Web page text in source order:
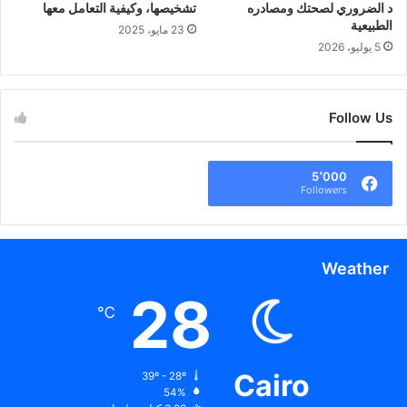
د الضروري لصحتك ومصادره
الطبيعية
5 يوليو، 2026
تشخيصها، وكيفية التعامل معها
23 مايو، 2025
Follow Us
5٬000
Followers
Weather
Cairo
28
℃
54%